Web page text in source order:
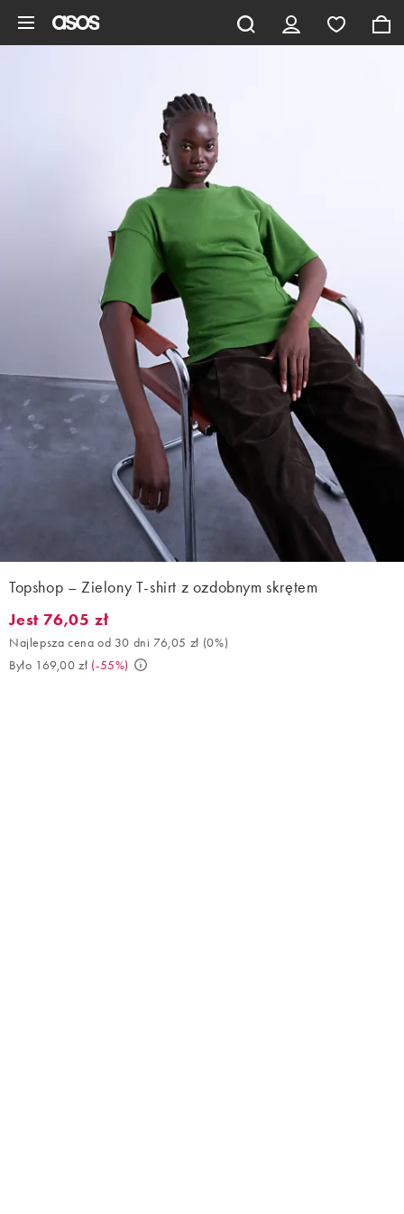
Topshop – Zielony T-shirt z ozdobnym skrętem
Jest 76,05 zł. Najlepsza cena od 30 dni 76,05 zł (0%). Było
Jest 76,05 zł
Najlepsza cena od 30 dni 76,05 zł (0%)
Było 169,00 zł (-55%)